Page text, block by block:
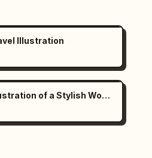
Illustration
Minimalist Watercolor Illustration of a Stylish Woman